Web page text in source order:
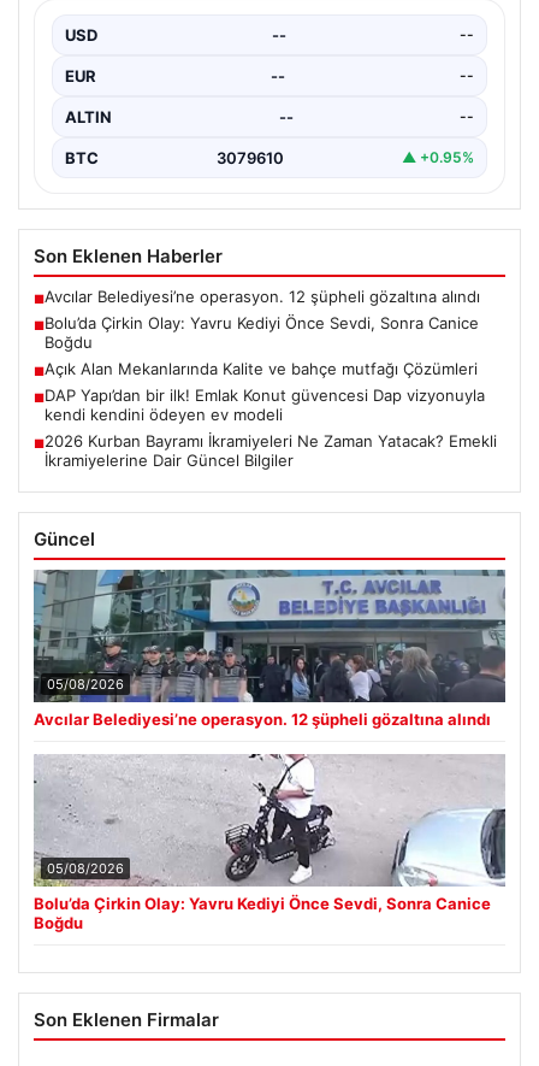
derinden sarstı. Beşkavaklar Mahallesi Melis Sokak'ta
meydana…
USD -- --
EUR -- --
ALTIN -- --
BTC 3079610 ▲ +0.95%
Son Eklenen Haberler
■Avcılar Belediyesi’ne operasyon. 12 şüpheli gözaltına alındı
■Bolu’da Çirkin Olay: Yavru Kediyi Önce Sevdi, Sonra Canice
Boğdu
■Açık Alan Mekanlarında Kalite ve bahçe mutfağı Çözümleri
■DAP Yapı’dan bir ilk! Emlak Konut güvencesi Dap vizyonuyla
kendi kendini ödeyen ev modeli
■2026 Kurban Bayramı İkramiyeleri Ne Zaman Yatacak? Emekli
İkramiyelerine Dair Güncel Bilgiler
Güncel
05/08/2026
Avcılar Belediyesi’ne operasyon. 12 şüpheli gözaltına alındı
05/08/2026
Bolu’da Çirkin Olay: Yavru Kediyi Önce Sevdi, Sonra Canice
Boğdu
Son Eklenen Firmalar